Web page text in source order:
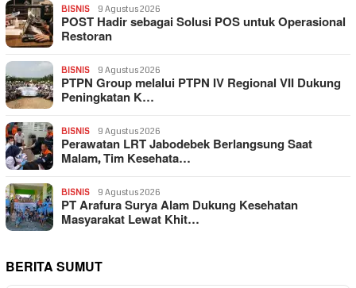
BISNIS 9 Agustus 2026
POST Hadir sebagai Solusi POS untuk Operasional
Restoran
BISNIS 9 Agustus 2026
PTPN Group melalui PTPN IV Regional VII Dukung
Peningkatan K…
BISNIS 9 Agustus 2026
Perawatan LRT Jabodebek Berlangsung Saat
Malam, Tim Kesehata…
BISNIS 9 Agustus 2026
PT Arafura Surya Alam Dukung Kesehatan
Masyarakat Lewat Khit…
BERITA SUMUT